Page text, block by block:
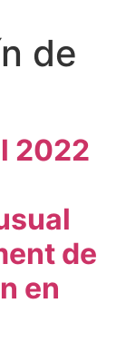
de
2022
de
en